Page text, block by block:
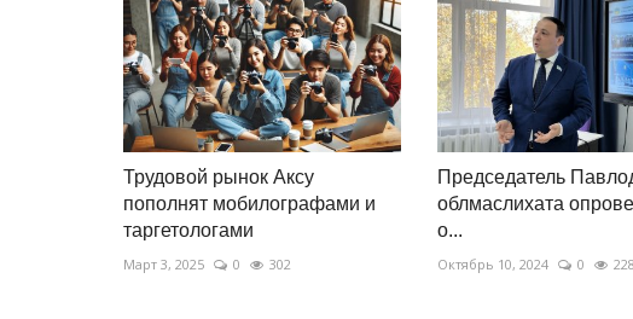
Трудовой рынок Аксу
пополнят мобилографами и
таргетологами
Март 3, 2025 0 302
Председатель
облмаслихата
о...
Октябрь 10, 2024 0 228